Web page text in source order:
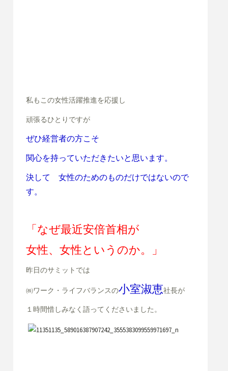
私もこの女性活躍推進を応援し
頑張るひとりですが
ぜひ経営者の方こそ
関心を持っていただきたいと思います。
決して 女性のためのものだけではないので
す。
「なぜ最近安倍首相が
女性、女性というのか。」
昨日のサミットでは
㈱ワーク・ライフバランスの小室淑恵社長が
１時間惜しみなく語ってくださいました。